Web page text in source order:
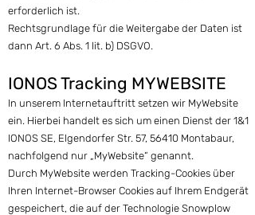
erforderlich ist.
Rechtsgrundlage für die Weitergabe der Daten ist
dann Art. 6 Abs. 1 lit. b) DSGVO.
IONOS Tracking MYWEBSITE
In unserem Internetauftritt setzen wir MyWebsite
ein. Hierbei handelt es sich um einen Dienst der 1&1
IONOS SE, Elgendorfer Str. 57, 56410 Montabaur,
nachfolgend nur „MyWebsite“ genannt.
Durch MyWebsite werden Tracking-Cookies über
Ihren Internet-Browser Cookies auf Ihrem Endgerät
gespeichert, die auf der Technologie Snowplow